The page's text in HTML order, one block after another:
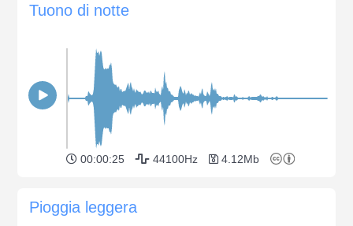
Tuono di notte
00:00:25 44100Hz 4.12Mb
Pioggia leggera